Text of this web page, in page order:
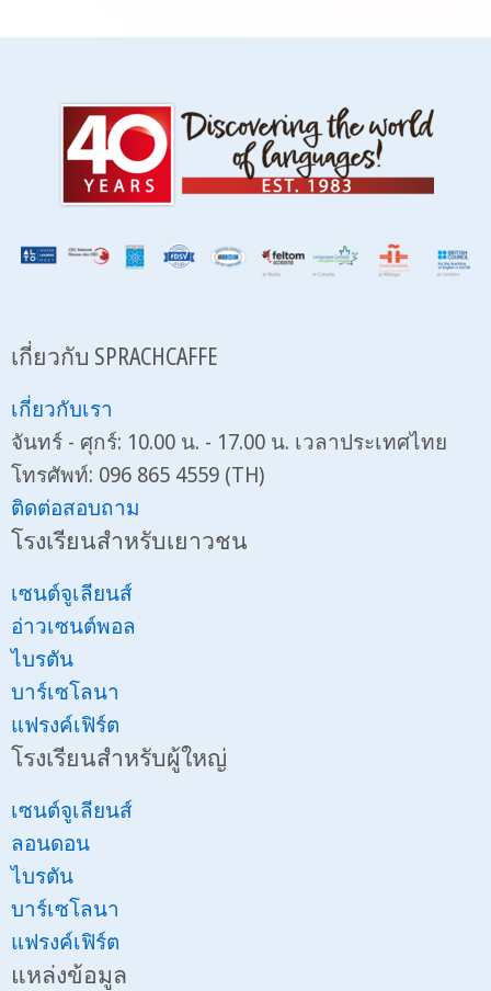
เกี่ยวกับ SPRACHCAFFE
เกี่ยวกับเรา
จันทร์ - ศุกร์: 10.00 น. - 17.00 น. เวลาประเทศไทย
โทรศัพท์: 096 865 4559 (TH)
ติดต่อสอบถาม
โรงเรียนสำหรับเยาวชน
เซนต์จูเลียนส์
อ่าวเซนต์พอล
ไบรตัน
บาร์เซโลนา
แฟรงค์เฟิร์ต
โรงเรียนสำหรับผู้ใหญ่
เซนต์จูเลียนส์
ลอนดอน
ไบรตัน
บาร์เซโลนา
แฟรงค์เฟิร์ต
แหล่งข้อมูล